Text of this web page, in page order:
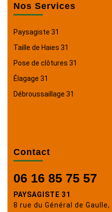
Nos Services
Paysagiste 31
Taille de Haies 31
Pose de clôtures 31
Élagage 31
Débroussaillage 31
Contact
06 16 85 75 57
PAYSAGISTE 31
8 rue du Général de Gaulle,